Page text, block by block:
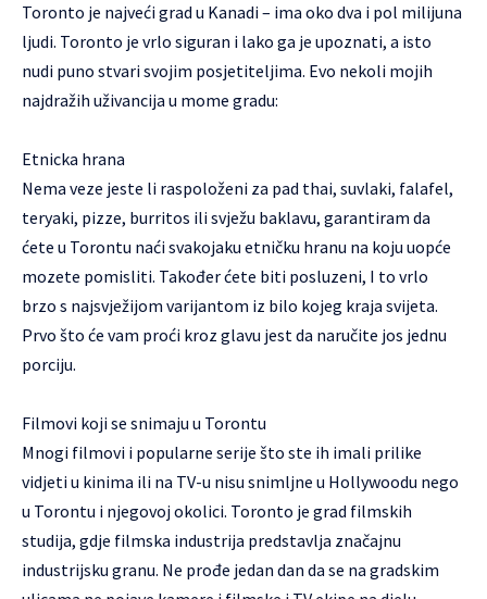
Toronto je najveći grad u Kanadi – ima oko dva i pol milijuna
ljudi. Toronto je vrlo siguran i lako ga je upoznati, a isto
nudi puno stvari svojim posjetiteljima. Evo nekoli mojih
najdražih uživancija u mome gradu:
Etnicka hrana
Nema veze jeste li raspoloženi za pad thai, suvlaki, falafel,
teryaki, pizze, burritos ili svježu baklavu, garantiram da
ćete u Torontu naći svakojaku etničku hranu na koju uopće
mozete pomisliti. Također ćete biti posluzeni, I to vrlo
brzo s najsvježijom varijantom iz bilo kojeg kraja svijeta.
Prvo što će vam proći kroz glavu jest da naručite jos jednu
porciju.
Filmovi koji se snimaju u Torontu
Mnogi filmovi i popularne serije što ste ih imali prilike
vidjeti u kinima ili na TV-u nisu snimljne u Hollywoodu nego
u Torontu i njegovoj okolici. Toronto je grad filmskih
studija, gdje filmska industrija predstavlja značajnu
industrijsku granu. Ne prođe jedan dan da se na gradskim